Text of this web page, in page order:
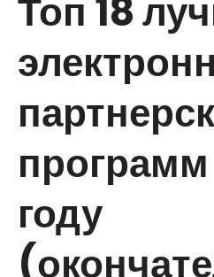
Топ 18
году